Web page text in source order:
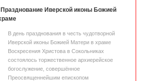
Празднование Иверской иконы Божией
В день празднования в честь чудотворной
Иверской иконы Божией Матери в храме
Воскресения Христова в Сокольниках
состоялось торжественное архиерейское
богослужение, совершённое
Преосвященнейшим епископом